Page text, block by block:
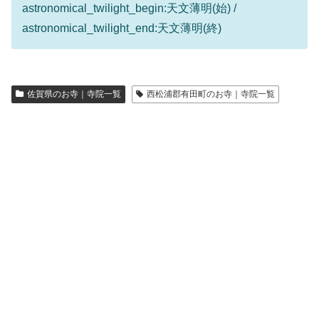
astronomical_twilight_begin:天文薄明(始) /
astronomical_twilight_end:天文薄明(終)
佐賀県のお寺｜寺院一覧 西松浦郡有田町のお寺｜寺院一覧